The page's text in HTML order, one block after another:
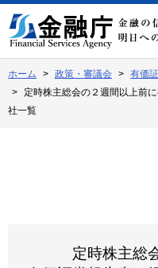
文
へ
動
ホーム 政策・審議会
有価
定時株主総会の２週間以上前
社一覧
定時株主総